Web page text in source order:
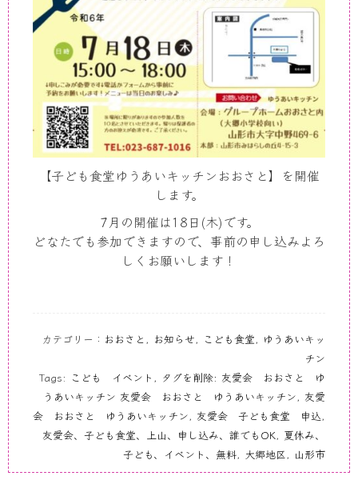
【子ども食堂ゆうあいキッチンおおさと】を開催
します。
7月の開催は18日(木)です。
どなたでも参加できますので、事前の申し込みよろ
しくお願いします！
カテゴリー： おおさと , お知らせ, こども食堂, ゆうあいキッ
チン
Tags: こども イベント , タグを削除: 友愛会 おおさと ゆ
うあいキッチン 友愛会 おおさと ゆうあいキッチン, 友愛
会 おおさと ゆうあいキッチン, 友愛会 子ども食堂 申込,
友愛会、子ども食堂、上山、申し込み、誰でもOK, 夏休み、
子ども、イベント、無料, 大郷地区 , 山形市